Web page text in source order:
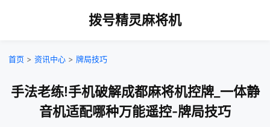
拨号精灵麻将机
首页 > 资讯中心 > 牌局技巧
手法老练!手机破解成都麻将机控牌_一体静
音机适配哪种万能遥控-牌局技巧